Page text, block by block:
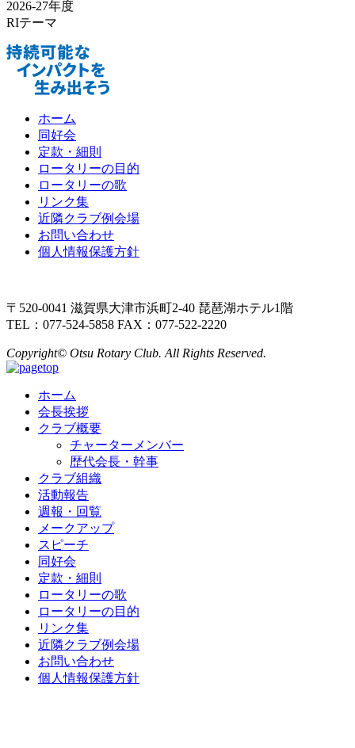
2026-27年度
RIテーマ
ホーム
同好会
定款・細則
ロータリーの目的
ロータリーの歌
リンク集
近隣クラブ例会場
お問い合わせ
個人情報保護方針
〒520-0041 滋賀県大津市浜町2-40 琵琶湖ホテル1階
TEL：077-524-5858 FAX：077-522-2220
Copyright© Otsu Rotary Club. All Rights Reserved.
ホーム
会長挨拶
クラブ概要
チャーターメンバー
歴代会長・幹事
クラブ組織
活動報告
週報・回覧
メークアップ
スピーチ
同好会
定款・細則
ロータリーの歌
ロータリーの目的
リンク集
近隣クラブ例会場
お問い合わせ
個人情報保護方針